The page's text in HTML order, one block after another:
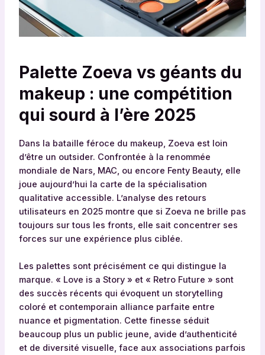
Palette Zoeva vs géants du
makeup : une compétition
qui sourd à l’ère 2025
Dans la bataille féroce du makeup, Zoeva est loin
d’être un outsider. Confrontée à la renommée
mondiale de Nars, MAC, ou encore Fenty Beauty, elle
joue aujourd’hui la carte de la spécialisation
qualitative accessible. L’analyse des retours
utilisateurs en 2025 montre que si Zoeva ne brille pas
toujours sur tous les fronts, elle sait concentrer ses
forces sur une expérience plus ciblée.
Les palettes sont précisément ce qui distingue la
marque. « Love is a Story » et « Retro Future » sont
des succès récents qui évoquent un storytelling
coloré et contemporain alliance parfaite entre
nuance et pigmentation. Cette finesse séduit
beaucoup plus un public jeune, avide d’authenticité
et de diversité visuelle, face aux associations parfois